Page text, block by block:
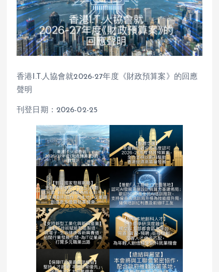
香港I.T.人協會就2026-27年度《財政預算案》的回應
聲明
刊登日期：2026-02-25